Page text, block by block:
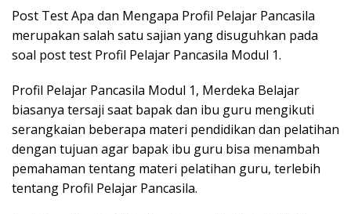
Post Test Apa dan Mengapa Profil Pelajar Pancasila
merupakan salah satu sajian yang disuguhkan pada
soal post test Profil Pelajar Pancasila Modul 1.
Profil Pelajar Pancasila Modul 1, Merdeka Belajar
biasanya tersaji saat bapak dan ibu guru mengikuti
serangkaian beberapa materi pendidikan dan pelatihan
dengan tujuan agar bapak ibu guru bisa menambah
pemahaman tentang materi pelatihan guru, terlebih
tentang Profil Pelajar Pancasila.